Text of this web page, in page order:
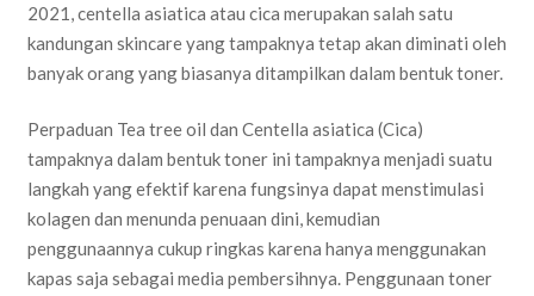
2021, centella asiatica atau cica merupakan salah satu
kandungan skincare yang tampaknya tetap akan diminati oleh
banyak orang yang biasanya ditampilkan dalam bentuk toner.
Perpaduan Tea tree oil dan Centella asiatica (Cica)
tampaknya dalam bentuk toner ini tampaknya menjadi suatu
langkah yang efektif karena fungsinya dapat menstimulasi
kolagen dan menunda penuaan dini, kemudian
penggunaannya cukup ringkas karena hanya menggunakan
kapas saja sebagai media pembersihnya. Penggunaan toner